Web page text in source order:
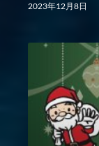
2023年12月8日